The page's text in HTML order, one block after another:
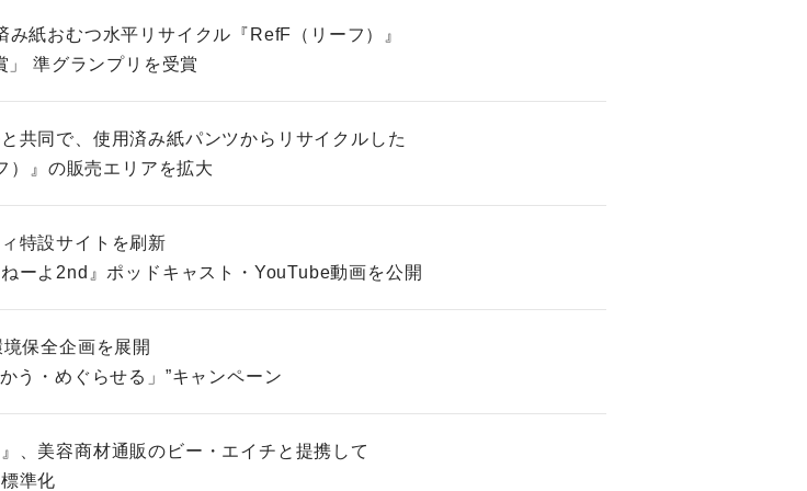
み紙おむつ水平リサイクル『RefF（リーフ）』
」 準グランプリを受賞
共同で、使用済み紙パンツからリサイクルした
）』の販売エリアを拡大
特設サイトを刷新
ーよ2nd』ポッドキャスト・YouTube動画を公開
保全企画を展開
う・めぐらせる」”キャンペーン
、美容商材通販のビー・エイチと提携して
準化